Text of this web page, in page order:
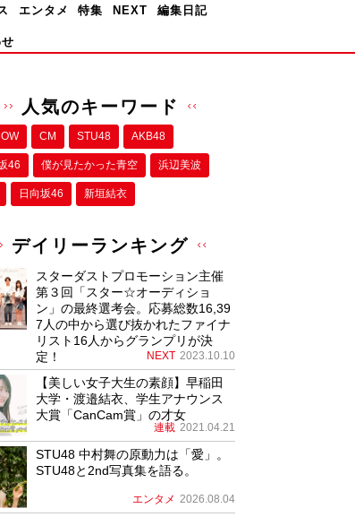
エンタメ 特集 NEXT 編集日記
人気のキーワード
CM STU48 AKB48
46 僕が⾒たかった⻘空 浜辺美波
日向坂46 新垣結衣
デイリーランキング
スターダストプロモーション主催
第３回「スター☆オーディショ
ン」の最終選考会。応募総数16,39
7人の中から選び抜かれたファイナ
リスト16人からグランプリが決
定！
NEXT 2023.10.10
【美しい女子大生の素顔】早稲田
大学・渡邉結衣、学生アナウンス
大賞「CanCam賞」の才女
連載 2021.04.21
STU48 中村舞の原動力は「愛」。
STU48と2nd写真集を語る。
エンタメ 2026.08.04